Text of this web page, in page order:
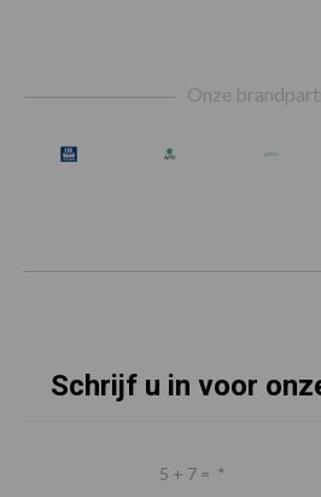
Onze
Schrijf u in voor
5 + 7 = *